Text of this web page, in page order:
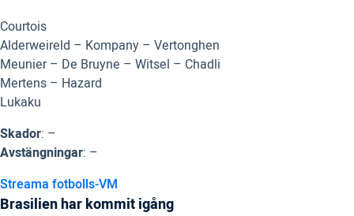
Courtois
Alderweireld – Kompany – Vertonghen
Meunier – De Bruyne – Witsel – Chadli
Mertens – Hazard
Lukaku
Skador: –
Avstängningar: –
Streama fotbolls-VM
Brasilien har kommit igång